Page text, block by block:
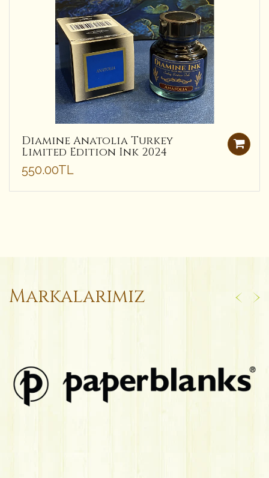
Diamine Anatolia Turkey
Limited Edition Ink 2024
550.00TL
Markalarımız